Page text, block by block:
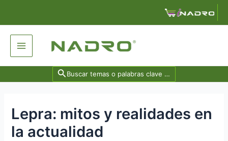
Main
Menu
Search
for:
Lepra: mitos y realidades en
la actualidad